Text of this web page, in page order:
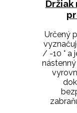
Držiak
Určený
/ -10 ° a